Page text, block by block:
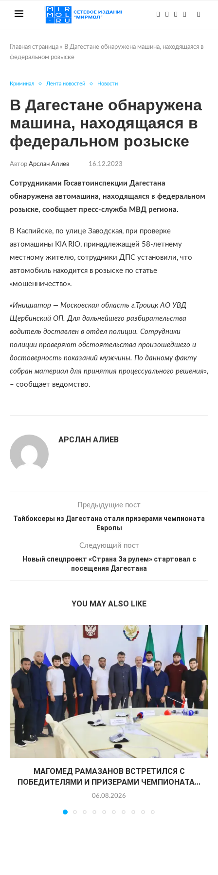
Главная страница » В Дагестане обнаружена машина, находящаяся в
федеральном розыске
Криминал Лента новостей Новости
В Дагестане обнаружена
машина, находящаяся в
федеральном розыске
Автор Арслан Алиев 16.12.2023
Сотрудниками Госавтоинспекции Дагестана
обнаружена автомашина, находящаяся в федеральном
розыске, сообщает пресс-служба МВД региона.
В Каспийске, по улице Заводская, при проверке
автомашины KIA RIO, принадлежащей 58-летнему
местному жителю, сотрудники ДПС установили, что
автомобиль находится в розыске по статье
«мошенничество».
«Инициатор — Московская область г.Троицк АО УВД
Щербинский ОП. Для дальнейшего разбирательства
водитель доставлен в отдел полиции. Сотрудники
полиции проверяют обстоятельства произошедшего и
достоверность показаний мужчины. По данному факту
собран материал для принятия процессуального решения»,
– сообщает ведомство.
АРСЛАН АЛИЕВ
Предыдущие пост
Тайбоксеры из Дагестана стали призерами чемпионата
Европы
Следующий пост
Новый спецпроект «Страна За рулем» стартовал с
посещения Дагестана
YOU MAY ALSO LIKE
МАГОМЕД РАМАЗАНОВ ВСТРЕТИЛСЯ С
ПОБЕДИТЕЛЯМИ И ПРИЗЕРАМИ ЧЕМПИОНАТА...
06.08.2026